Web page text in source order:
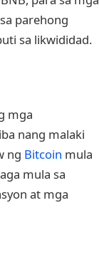
parehong
sa likwididad.
mga
nang malaki
ng Bitcoin mula
mula sa
at mga